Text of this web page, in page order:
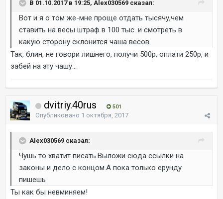
В 01.10.2017 в 19:25, Alex030569 сказал:
Вот и я о том же-мне проще отдать тысячу,чем
ставить на весы штраф в 100 тыс. и смотреть в
какую сторону склонится чаша весов.
Так, блин, не говори лишнего, получи 500р, оплати 250р, и
забей на эту чашу...
dvitriy.40rus 501
Опубликовано 1 октября, 2017
Alex030569 сказал:
Чушь то хватит писать.Выложи сюда ссылки на
законы и дело с концом.А пока только ерунду
пишешь
Ты как бы невминяем!